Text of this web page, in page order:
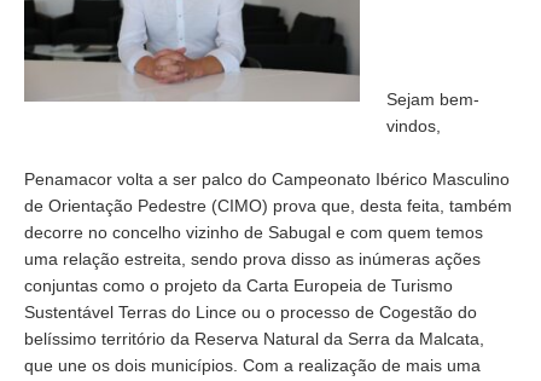
Sejam bem-
vindos,
Penamacor volta a ser palco do Campeonato Ibérico Masculino
de Orientação Pedestre (CIMO) prova que, desta feita, também
decorre no concelho vizinho de Sabugal e com quem temos
uma relação estreita, sendo prova disso as inúmeras ações
conjuntas como o projeto da Carta Europeia de Turismo
Sustentável Terras do Lince ou o processo de Cogestão do
belíssimo território da Reserva Natural da Serra da Malcata,
que une os dois municípios. Com a realização de mais uma